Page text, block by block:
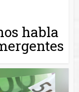
mustra
en